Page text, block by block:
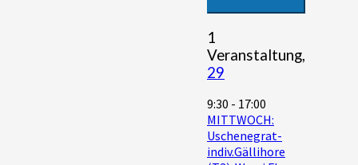
1
Veranstaltung,
29
9:30 - 17:00
MITTWOCH:
Uschenegrat-
indiv.Gällihore